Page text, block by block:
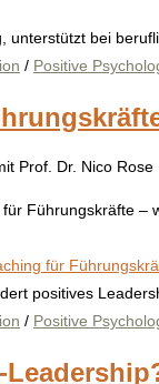
unterstützt bei
/ Positive
Prof. Dr. Nico
Führungskräfte –
positives
/ Positive